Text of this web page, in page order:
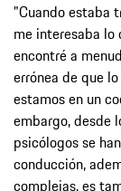
"Cuando estaba
me interesaba lo
encontré a
errónea de que
estamos en un
embargo, desde
psicólogos se
conducción,
complejas, es